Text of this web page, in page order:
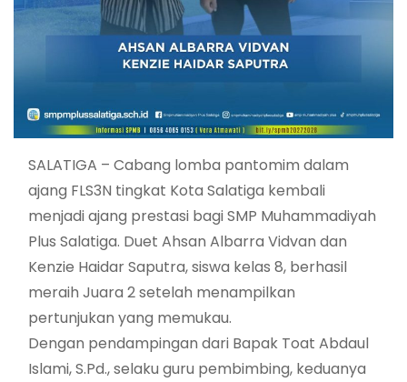
SALATIGA – Cabang lomba pantomim dalam
ajang FLS3N tingkat Kota Salatiga kembali
menjadi ajang prestasi bagi SMP Muhammadiyah
Plus Salatiga. Duet Ahsan Albarra Vidvan dan
Kenzie Haidar Saputra, siswa kelas 8, berhasil
meraih Juara 2 setelah menampilkan
pertunjukan yang memukau.
Dengan pendampingan dari Bapak Toat Abdaul
Islami, S.Pd., selaku guru pembimbing, keduanya